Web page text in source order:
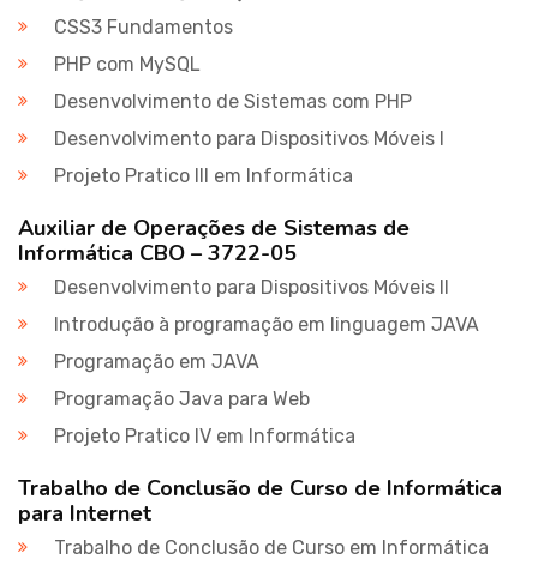
CSS3 Fundamentos
PHP com MySQL
Desenvolvimento de Sistemas com PHP
Desenvolvimento para Dispositivos Móveis I
Projeto Pratico III em Informática
Auxiliar de Operações de Sistemas de
Informática CBO – 3722-05
Desenvolvimento para Dispositivos Móveis II
Introdução à programação em linguagem JAVA
Programação em JAVA
Programação Java para Web
Projeto Pratico IV em Informática
Trabalho de Conclusão de Curso de Informática
para Internet
Trabalho de Conclusão de Curso em Informática